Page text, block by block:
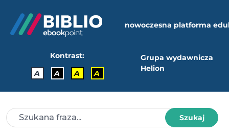
nowoczesna platforma
Kontrast:
A
A A A
Grupa wydawnicza
Helion
Szukaj